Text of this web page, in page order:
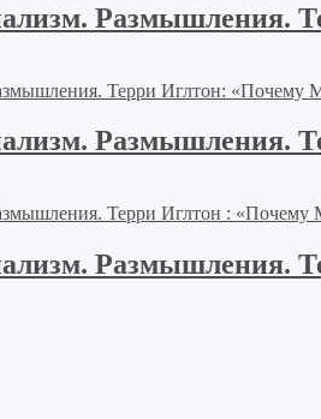
Размышления.
Размышления.
Размышления.